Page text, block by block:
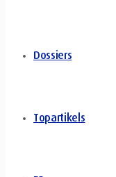
Dossiers
Topartikels